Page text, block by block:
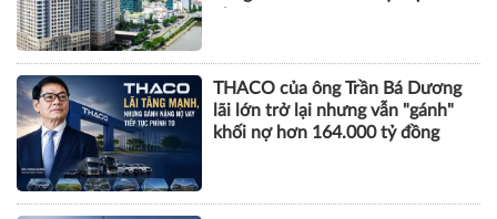
THACO của ông Trần Bá Dương
lãi lớn trở lại nhưng vẫn "gánh"
khối nợ hơn 164.000 tỷ đồng